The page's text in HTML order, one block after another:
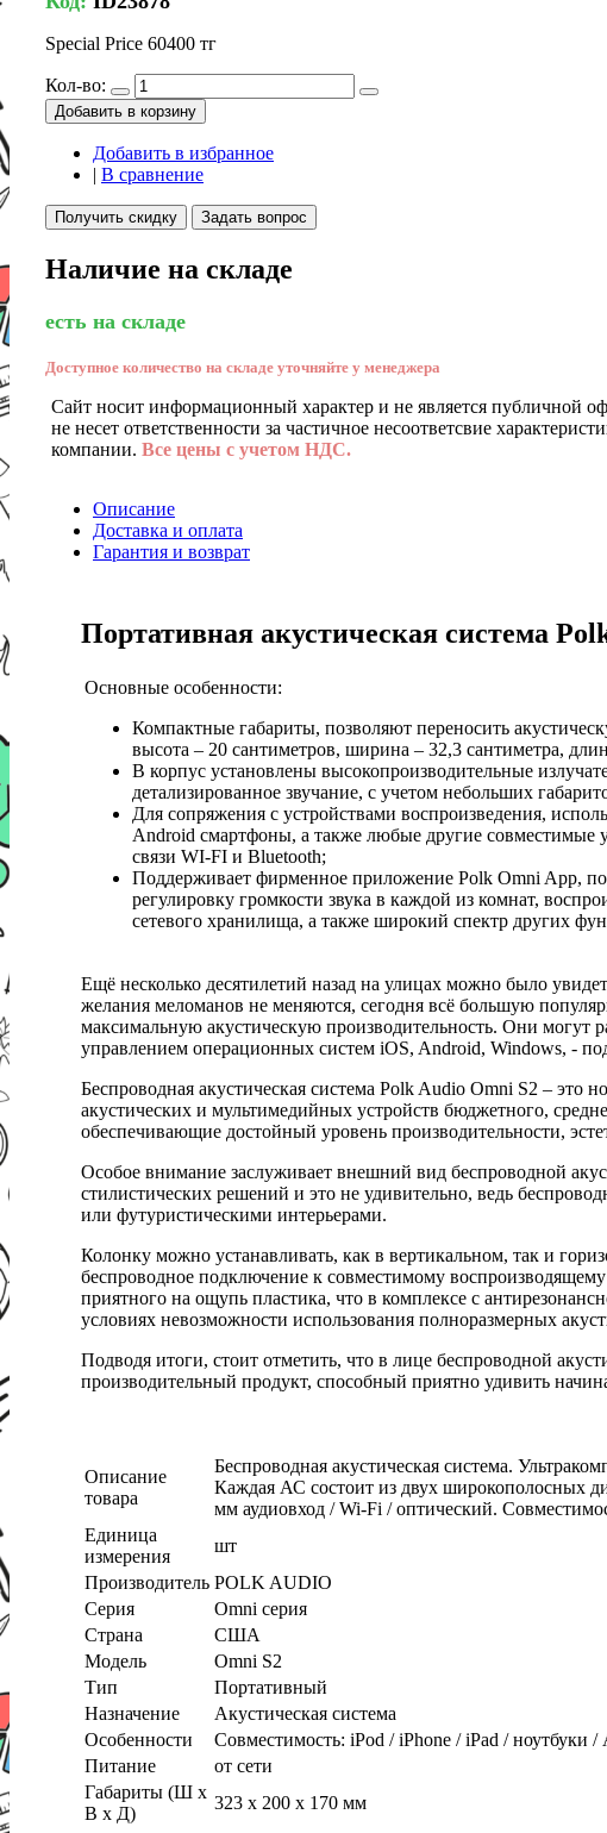
Special Price 60400 тг
Кол-во:
Добавить в корзину
Добавить в избранное
| В сравнение
Получить скидку Задать вопрос
Наличие на складе
есть на складе
Доступное количество на складе уточняйте у менеджера
Сайт носит информационный характер и не является публичной
не несет ответственности за частичное несоответсвие
компании. Все цены с учетом НДС.
Описание
Доставка и оплата
Гарантия и возврат
Портативная акустическая система
Основные особенности:
Компактные габариты, позволяют переносить
высота – 20 сантиметров, ширина – 32,3 сантиметра,
В корпус установлены высокопроизводительные
детализированное звучание, с учетом небольших
Для сопряжения с устройствами воспроизведения,
Android смартфоны, а также любые другие совместимые
связи WI-FI и Bluetooth;
Поддерживает фирменное приложение Polk Omni App,
регулировку громкости звука в каждой из комнат,
сетевого хранилища, а также широкий спектр других
Ещё несколько десятилетий назад на улицах можно было
желания меломанов не меняются, сегодня всё большую
максимальную акустическую производительность. Они могут
управлением операционных систем iOS, Android, Windows, -
Беспроводная акустическая система Polk Audio Omni S2 – это
акустических и мультимедийных устройств бюджетного,
обеспечивающие достойный уровень производительности,
Особое внимание заслуживает внешний вид беспроводной
стилистических решений и это не удивительно, ведь
или футуристическими интерьерами.
Колонку можно устанавливать, как в вертикальном, так и
беспроводное подключение к совместимому
приятного на ощупь пластика, что в комплексе с
условиях невозможности использования полноразмерных
Подводя итоги, стоит отметить, что в лице беспроводной
производительный продукт, способный приятно удивить
Описание
товара
Беспроводная акустическая система.
Каждая АС состоит из двух широкополосных
мм аудиовход / Wi-Fi / оптический.
Единица
измерения
шт
Производитель POLK AUDIO
Серия
Omni серия
Страна
США
Модель
Omni S2
Тип
Портативный
Назначение
Акустическая система
Особенности
Совместимость: iPod / iPhone / iPad / ноутбуки
Питание
от сети
Габариты (Ш х
В х Д)
323 x 200 x 170 мм